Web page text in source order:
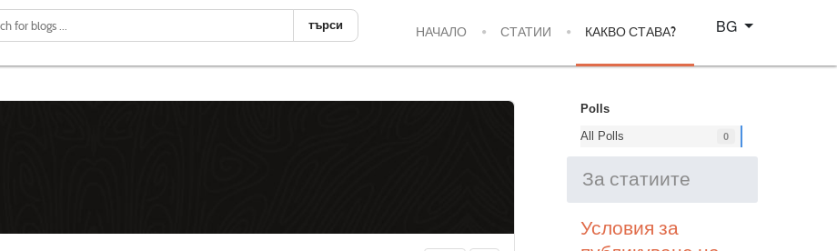
търси НАЧАЛО СТАТИИ КАКВО СТАВА?
Изберете език
BG
Polls
All Polls
0
За статиите
Условия за